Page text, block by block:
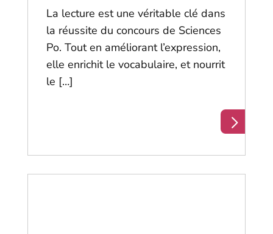
La lecture est une véritable clé dans
la réussite du concours de Sciences
Po. Tout en améliorant l’expression,
elle enrichit le vocabulaire, et nourrit
le […]